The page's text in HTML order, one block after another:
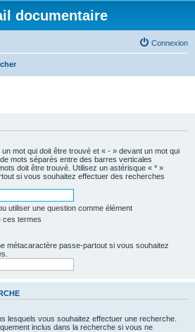
documentaire
Connexion
mot qui doit être trouvé et « - » devant un mot qui
mots séparés entre des barres verticales
doit être trouvé. Utilisez un astérisque « * »
si vous souhaitez effectuer des recherches
utiliser une question comme élément
ces termes
métacaractère passe-partout si vous souhaitez
lesquels vous souhaitez effectuer une recherche.
inclus dans la recherche si vous ne